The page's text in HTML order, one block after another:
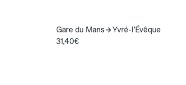
Gare du Mans
Yvré-l'Évêque
31,40€